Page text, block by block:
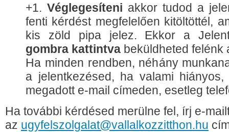
+1. Véglegesíteni akkor tudod a
fenti kérdést megfelelően kitöltöttél,
kis zöld pipa jelez. Ekkor a
gombra kattintva beküldheted felénk
Ha minden rendben, néhány
a jelentkezésed, ha valami
megadott e-mail címeden, esetleg
Ha további kérdésed merülne fel, írj e-
az ugyfelszolgalat@vallalkozzitthon.hu